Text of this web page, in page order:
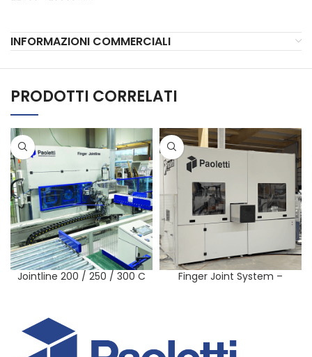
INFORMAZIONI COMMERCIALI
PRODOTTI CORRELATI
Jointline 200 / 250 / 300 C
Finger Joint System –